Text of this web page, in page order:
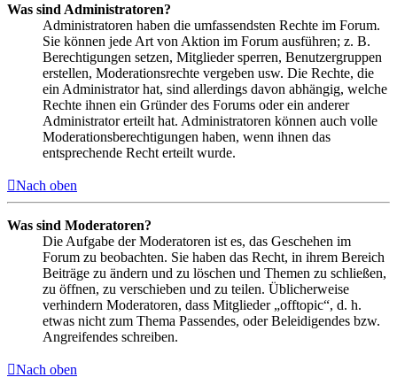
Was sind Administratoren?
Administratoren haben die umfassendsten Rechte im Forum.
Sie können jede Art von Aktion im Forum ausführen; z. B.
Berechtigungen setzen, Mitglieder sperren, Benutzergruppen
erstellen, Moderationsrechte vergeben usw. Die Rechte, die
ein Administrator hat, sind allerdings davon abhängig, welche
Rechte ihnen ein Gründer des Forums oder ein anderer
Administrator erteilt hat. Administratoren können auch volle
Moderationsberechtigungen haben, wenn ihnen das
entsprechende Recht erteilt wurde.
Nach oben
Was sind Moderatoren?
Die Aufgabe der Moderatoren ist es, das Geschehen im
Forum zu beobachten. Sie haben das Recht, in ihrem Bereich
Beiträge zu ändern und zu löschen und Themen zu schließen,
zu öffnen, zu verschieben und zu teilen. Üblicherweise
verhindern Moderatoren, dass Mitglieder „offtopic“, d. h.
etwas nicht zum Thema Passendes, oder Beleidigendes bzw.
Angreifendes schreiben.
Nach oben